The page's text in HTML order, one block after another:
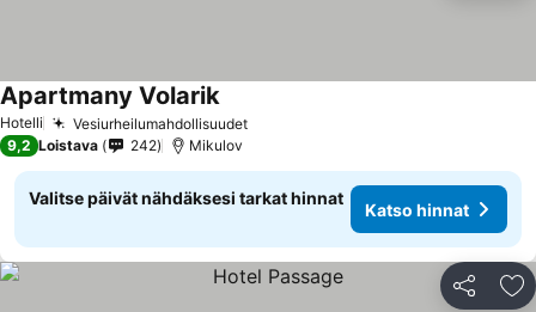
Hotelli Vesiurheilumahdollisuudet
Apartmany Volarik
9,2 Loistava 242 Mikulov
Valitse päivät nähdäksesi tarkat hinnat
Katso hinnat
Jaa